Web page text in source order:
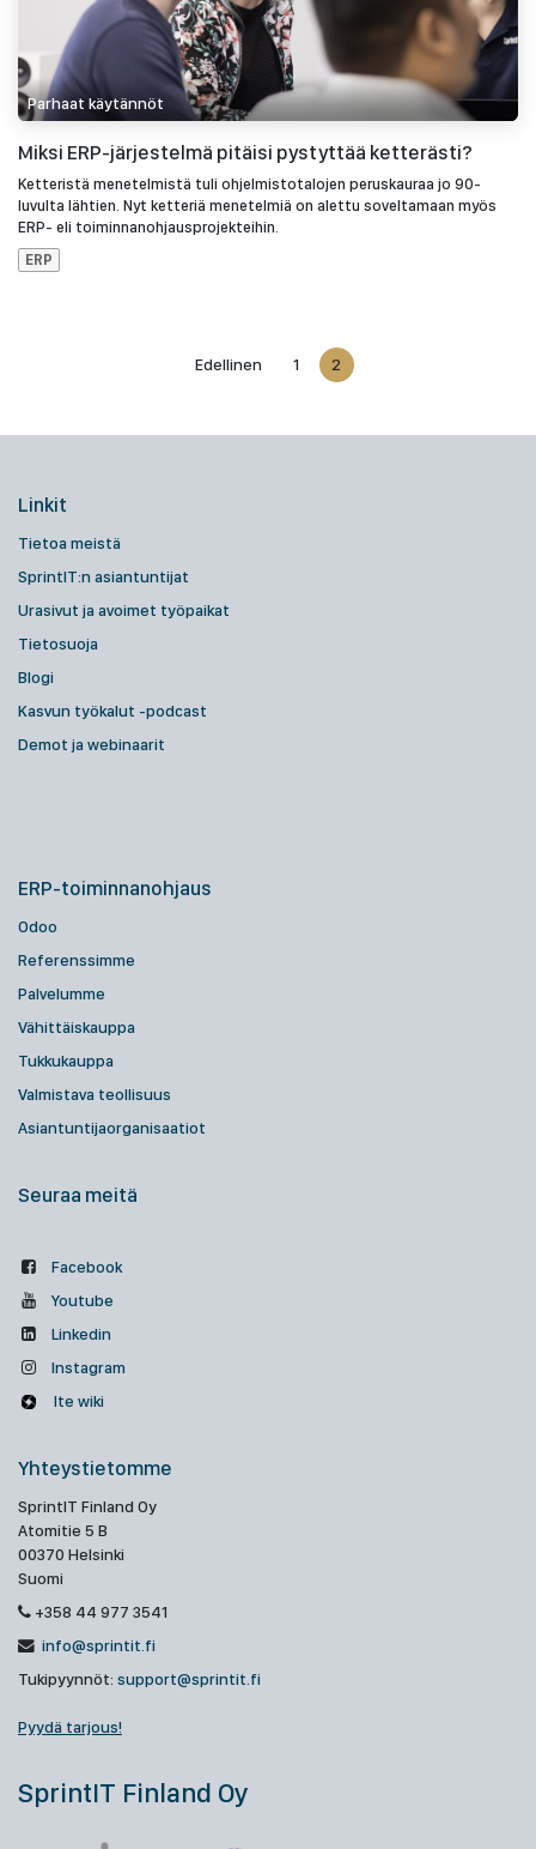
Parhaat käytännöt
Miksi ERP-järjestelmä pitäisi pystyttää ketterästi?
Ketteristä menetelmistä tuli ohjelmistotalojen peruskauraa jo 90-
luvulta lähtien. Nyt ketteriä menetelmiä on alettu soveltamaan myös
ERP- eli toiminnanohjausprojekteihin.
ERP
Edellinen 1 2
Linkit
Tietoa meistä
SprintIT:n asiantuntijat
Urasivut ja avoimet työpaikat
Tietosuoja
Blogi
Kasvun työkalut -podcast
Demot ja webinaarit
ERP-toiminnanohjaus
Odoo
Referenssimme
Palvelumme
Vähittäiskauppa
Tukkukauppa
Valmistava teollisuus
Asiantuntijaorganisaatiot
Seuraa meitä
Facebook
Youtube
Linkedin
Instagram
Ite wiki
Yhteystietomme
SprintIT Finland Oy
Atomitie 5 B
00370 Helsinki
Suomi
+358 44 977 3541
info@sprintit.fi
Tukipyynnöt: support@sprintit.fi
Pyydä tarjous!
SprintIT Finland Oy